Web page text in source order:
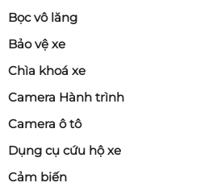
Bọc vô lăng
Bảo vệ xe
Chìa khoá xe
Camera Hành trình
Camera ô tô
Dụng cụ cứu hộ xe
Cảm biến